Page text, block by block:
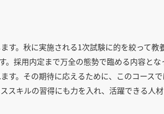
す。秋に実施される1次試験に的を絞って教
採用内定まで万全の態勢で臨める内容とな
す。その期待に応えるために、このコース
スキルの習得にも力を入れ、活躍できる人材